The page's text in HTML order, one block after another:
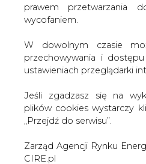
prawem przetwarzania
wycofaniem.
W dowolnym czasie
przechowywania i
ustawieniach przeglądarki
Jeśli zgadzasz się na
plików cookies wystarczy
„Przejdź do serwisu”.
Zarząd Agencji Rynku
CIRE.pl
"Petrobaltic został poddany
co potwierdza jej stabilną
bezpośrednio z decyzją o
bank" - podkreślił
Kredyt obrotowy odnawialny
złotych, euro lub
sfinansowanie potrzeb
działalnością operacyjną i